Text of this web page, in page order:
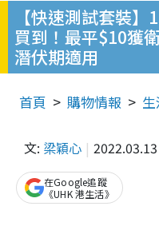
【快速測試套裝
買到！最平$10獲
潛伏期適用
首頁 購物情報
文: 梁穎心 2022.03.13
在Google追蹤
《UHK 港生活》